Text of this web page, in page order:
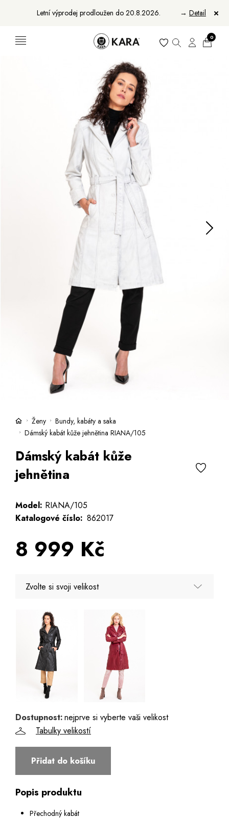
Letní výprodej prodloužen do 20.8.2026. → Detail
Muži
Bundy, kabáty a vesty
Aktovky, tašky a batohy
Peněženky
Pásky
Manikúry
Šály
Prodejny
Bundy a kabáty -50 %
Slovensky
0
Ženy
Bundy, kabáty a saka
Dámský kabát kůže jehnětina RIANA/105
Dámský kabát kůže
jehnětina
Model: RIANA/105
Katalogové číslo: 862017
8 999 Kč
Zvolte si svoji velikost
36 - Poslední kus
38
40
42 - Poslední 3 kusy
44
Dostupnost:nejprve si vyberte vaši velikost
Tabulky velikostí
Přidat do košíku
Popis produktu
Přechodný kabát